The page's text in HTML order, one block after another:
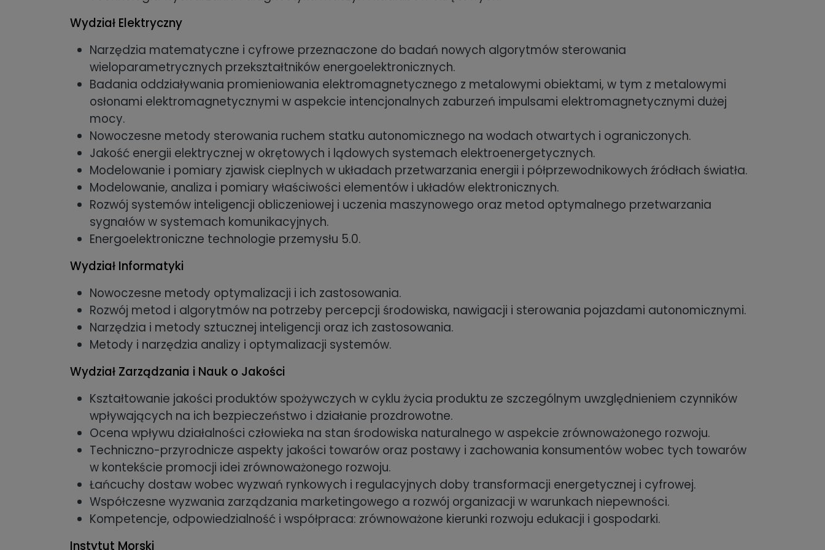
Wydział Elektryczny
Narzędzia matematyczne i cyfrowe przeznaczone do badań nowych algorytmów sterowania
wieloparametrycznych przekształtników energoelektronicznych.
Badania oddziaływania promieniowania elektromagnetycznego z metalowymi obiektami, w tym z metalowymi
osłonami elektromagnetycznymi w aspekcie intencjonalnych zaburzeń impulsami elektromagnetycznymi dużej
mocy.
Nowoczesne metody sterowania ruchem statku autonomicznego na wodach otwartych i ograniczonych.
Jakość energii elektrycznej w okrętowych i lądowych systemach elektroenergetycznych.
Modelowanie i pomiary zjawisk cieplnych w układach przetwarzania energii i półprzewodnikowych źródłach światła.
Modelowanie, analiza i pomiary właściwości elementów i układów elektronicznych.
Rozwój systemów inteligencji obliczeniowej i uczenia maszynowego oraz metod optymalnego przetwarzania
sygnałów w systemach komunikacyjnych.
Energoelektroniczne technologie przemysłu 5.0.
Wydział Informatyki
Nowoczesne metody optymalizacji i ich zastosowania.
Rozwój metod i algorytmów na potrzeby percepcji środowiska, nawigacji i sterowania pojazdami autonomicznymi.
Narzędzia i metody sztucznej inteligencji oraz ich zastosowania.
Metody i narzędzia analizy i optymalizacji systemów.
Wydział Zarządzania i Nauk o Jakości
Kształtowanie jakości produktów spożywczych w cyklu życia produktu ze szczególnym uwzględnieniem czynników
wpływających na ich bezpieczeństwo i działanie prozdrowotne.
Ocena wpływu działalności człowieka na stan środowiska naturalnego w aspekcie zrównoważonego rozwoju.
Techniczno-przyrodnicze aspekty jakości towarów oraz postawy i zachowania konsumentów wobec tych towarów
w kontekście promocji idei zrównoważonego rozwoju.
Łańcuchy dostaw wobec wyzwań rynkowych i regulacyjnych doby transformacji energetycznej i cyfrowej.
Współczesne wyzwania zarządzania marketingowego a rozwój organizacji w warunkach niepewności.
Kompetencje, odpowiedzialność i współpraca: zrównoważone kierunki rozwoju edukacji i gospodarki.
Instytut Morski